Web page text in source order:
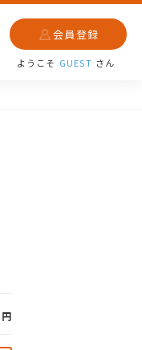
会員登録
ようこそ GUEST さん
円